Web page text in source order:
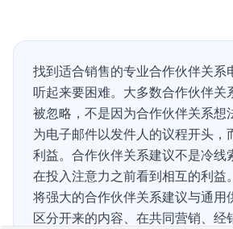
找到适合销售的专业合作伙伴关系
听起来要困难。大多数合作伙伴关
被忽略，不是因为合作伙伴关系想
为电子邮件以发件人的议程开头，
利益。合作伙伴关系建议不是冷
在投入注意力之前看到相互的利益
将强大的合作伙伴关系建议与通用
区分开来的内容、在共同营销、经